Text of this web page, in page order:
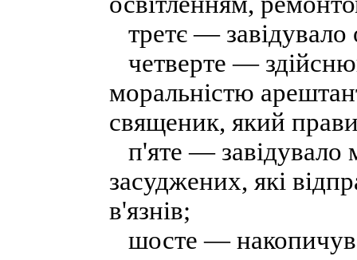
третє — завідувало
четверте —
моральністю
священик, який
п'яте — завідувало
засуджених, які
в'язнів;
шосте —